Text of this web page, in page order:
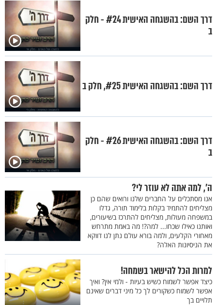
דרך השם: בהשגחה האישית #24 - חלק
ב
דרך השם: בהשגחה האישית #25, חלק ב
דרך השם: בהשגחה האישית #26 - חלק
ב
ה’, למה אתה לא עוזר לי?
אנו מסתכלים על החברים שלנו ורואים שהם כן
מצליחים להתמיד בקלות בלימוד תורה, גדלו
במשפחה מעולות, מצליחים להתרכז בשיעורים,
ואותנו כאילו שכחו... למה?! מה באמת מתרחש
מאחורי הקלעים, ולמה בורא עולם נתן לנו דווקא
את הניסיונות האלה?
למרות הכל להישאר בשמחה!
כיצד אפשר לשמוח כשיש בעיות - ולמי אין? ואיך
אפשר לשמוח כשקורים לך כל מיני דברים שאינם
תלויים בך